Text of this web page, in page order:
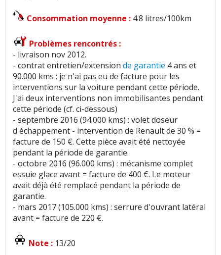
Consommation moyenne : 4.8 litres/100km
Problèmes rencontrés :
- livraison nov 2012.
- contrat entretien/extension de garantie 4 ans et
90.000 kms : je n'ai pas eu de facture pour les
interventions sur la voiture pendant cette période.
J'ai deux interventions non immobilisantes pendant
cette période (cf. ci-dessous)
- septembre 2016 (94.000 kms) : volet doseur
d'échappement - intervention de Renault de 30 % =
facture de 150 €. Cette pièce avait été nettoyée
pendant la période de garantie.
- octobre 2016 (96.000 kms) : mécanisme complet
essuie glace avant = facture de 400 €. Le moteur
avait déjà été remplacé pendant la période de
garantie.
- mars 2017 (105.000 kms) : serrure d'ouvrant latéral
avant = facture de 220 €.
Note : 13/20